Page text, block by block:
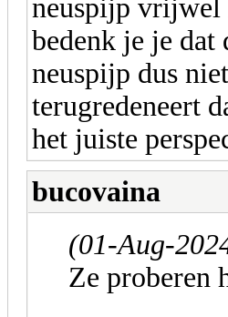
neuspijp vrijwel
bedenk je je dat
neuspijp dus
terugredeneert
het juiste
bucovaina
(01-Aug-
Ze proberen